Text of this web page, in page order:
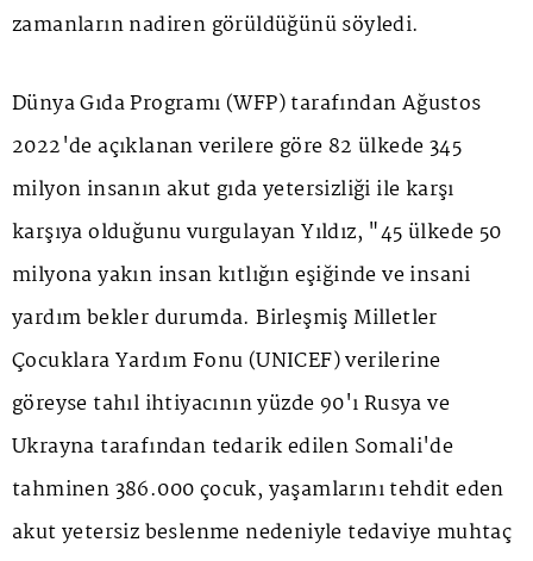
zamanların nadiren görüldüğünü söyledi.
Dünya Gıda Programı (WFP) tarafından Ağustos
2022'de açıklanan verilere göre 82 ülkede 345
milyon insanın akut gıda yetersizliği ile karşı
karşıya olduğunu vurgulayan Yıldız, "45 ülkede 50
milyona yakın insan kıtlığın eşiğinde ve insani
yardım bekler durumda. Birleşmiş Milletler
Çocuklara Yardım Fonu (UNICEF) verilerine
göreyse tahıl ihtiyacının yüzde 90'ı Rusya ve
Ukrayna tarafından tedarik edilen Somali'de
tahminen 386.000 çocuk, yaşamlarını tehdit eden
akut yetersiz beslenme nedeniyle tedaviye muhtaç